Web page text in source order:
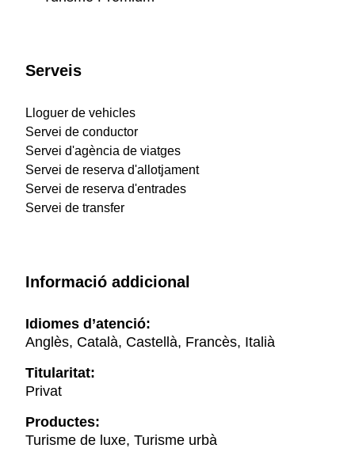
Serveis
Lloguer de vehicles
Servei de conductor
Servei d'agència de viatges
Servei de reserva d'allotjament
Servei de reserva d'entrades
Servei de transfer
Informació addicional
Idiomes d’atenció:
Anglès, Català, Castellà, Francès, Italià
Titularitat:
Privat
Productes:
Turisme de luxe, Turisme urbà